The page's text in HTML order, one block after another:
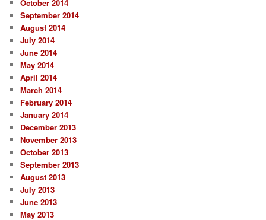
October 2014
September 2014
August 2014
July 2014
June 2014
May 2014
April 2014
March 2014
February 2014
January 2014
December 2013
November 2013
October 2013
September 2013
August 2013
July 2013
June 2013
May 2013